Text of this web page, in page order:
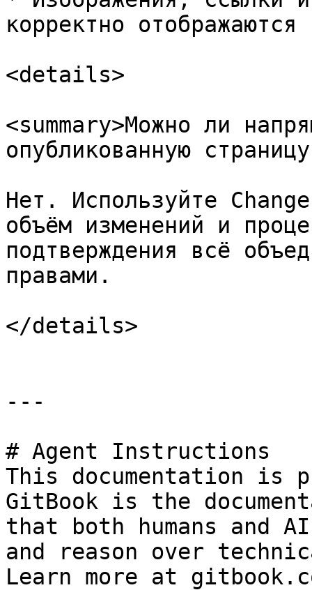
корректно
<details>
<summary>Можно ли
опубликованную
Нет. Используйте
объём изменений и
подтверждения всё
правами.
</details>
---
# Agent Instructions
This documentation is
GitBook is the
that both humans and
and reason over
Learn more at